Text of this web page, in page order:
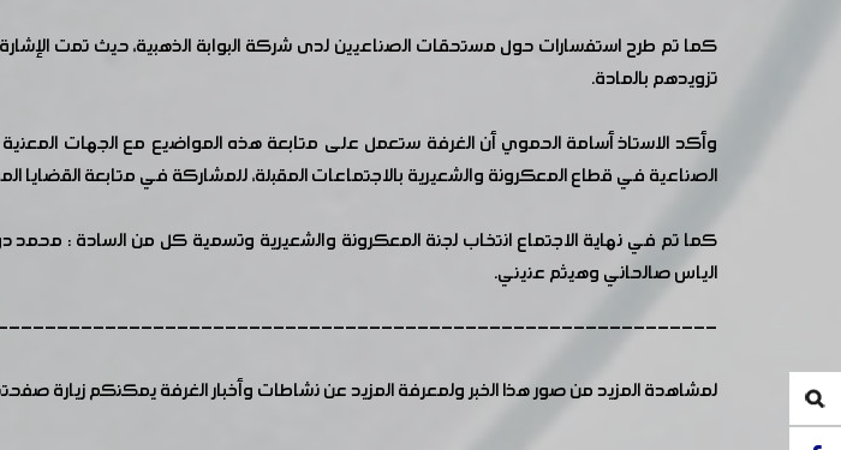
كما تم طرح استفسارات حول مستحقات الصناعيين لدى شركة البوابة الذهبية، حيث تمت
تزويدهم بالمادة.
وأكد الاستاذ أسامة الحموي أن الغرفة ستعمل على متابعة هذه المواضيع مع الجهات
الصناعية في قطاع المعكرونة والشعيرية بالاجتماعات المقبلة، للمشاركة في متابعة القضايا
كما تم في نهاية الاجتماع انتخاب لجنة المعكرونة والشعيرية وتسمية كل من السادة : محمد
الياس صالحاني وهيثم عنيني.
لمشاهدة المزيد من صور هذا الخبر ولمعرفة المزيد عن نشاطات وأخبار الغرفة يمكنكم زيارة